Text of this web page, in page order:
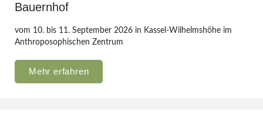
Bauernhof
vom 10. bis 11. September 2026 in Kassel-Wilhelmshöhe im
Anthroposophischen Zentrum
Mehr erfahren